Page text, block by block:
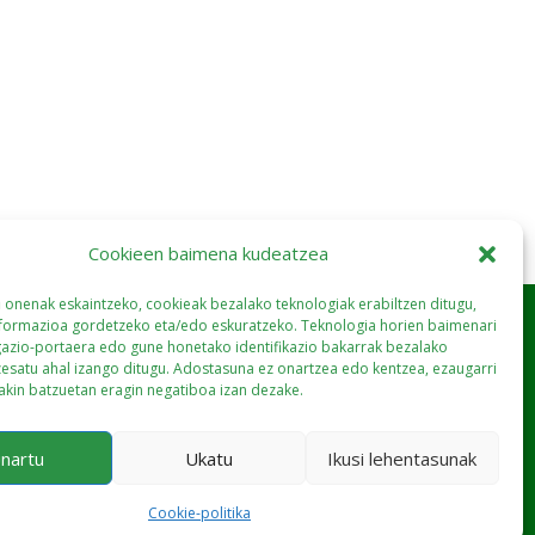
Cookieen baimena kudeatzea
onenak eskaintzeko, cookieak bezalako teknologiak erabiltzen ditugu,
gordetzeko eta/edo eskuratzeko. Teknologia horien baimenari
portaera edo gune honetako identifikazio bakarrak bezalako
ahal izango ditugu. Adostasuna ez onartzea edo kentzea, ezaugarri
batzuetan eragin negatiboa izan dezake.
Ukatu Ikusi lehentasunak
Cookie-politika